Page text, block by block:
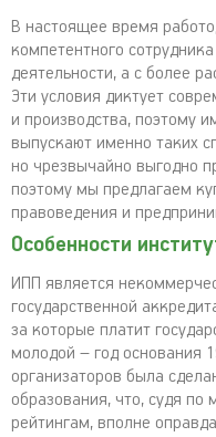
В настоящее время
компетентного
деятельности, а с более
Эти условия диктует
и производства, поэтому
выпускают именно таких
но чрезвычайно выгодно
поэтому мы предлагаем
правоведения и
Особенности
ИПП является
государственной
за которые платит
молодой – год основания
организаторов была
образования, что, судя
рейтингам, вполне